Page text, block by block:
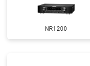
NR1200